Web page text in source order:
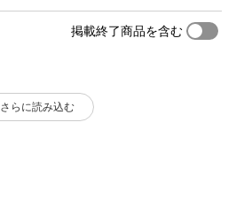
掲載終了商品を含む
さらに読み込む